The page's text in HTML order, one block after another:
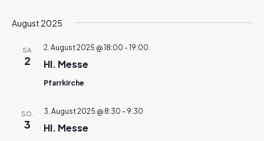
August 2025
SA.
2 Hl. Messe
2. August 2025 @ 18:00 - 19:00
Pfarrkirche
SO.
3 Hl. Messe
3. August 2025 @ 8:30 - 9:30